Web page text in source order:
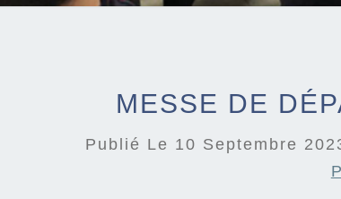
MESSE DE
Publié Le 10 Septembre